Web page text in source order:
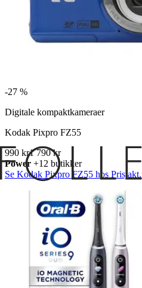
-27 %
Digitale kompaktkameraer
Kodak Pixpro FZ55
990 kr1 790 kr
Power +12 butikker
Se Kodak Pixpro FZ55 hos